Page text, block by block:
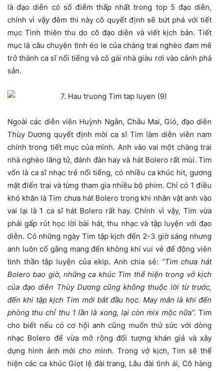
là đạo diễn có số điểm thấp nhất trong top 5 đạo diễn,
chính vì vậy đêm thi này cô quyết định sẽ bứt phá với tiết
mục Tình thiên thu do cô đạo diễn và viết kịch bản. Tiết
mục là câu chuyện tình éo le của chàng trai nghèo đam mê
trở thành ca sĩ nổi tiếng và cô gái nhà giàu rơi vào cảnh phá
sản.
Ngoài các diễn viên Huỳnh Ngân, Châu Mai, Gió, đạo diễn
Thùy Dương quyết định mời ca sĩ Tim làm diễn viên nam
chính trong tiết mục của mình. Anh vào vai một chàng trai
nhà nghèo lãng tử, đánh đàn hay và hát Bolero rất mùi. Tim
vốn là ca sĩ nhạc trẻ nổi tiếng, có nhiều ca khúc hit, gương
mặt điển trai và từng tham gia nhiều bộ phim. Chỉ có 1 điều
khó khăn là Tim chưa hát Bolero trong khi nhân vật anh vào
vai lại là 1 ca sĩ hát Bolero rất hay. Chính vì vậy, Tim vừa
phải gấp rút học lời bài hát, thu nhạc và tập luyện với đạo
diễn. Có những ngày Tim tập kịch đến 2-3 giờ sáng nhưng
anh luôn cố gắng mang đến không khí vui vẻ để động viên
tinh thần tập luyện của ekip. Anh chia sẻ: “Tim chưa hát
Bolero bao giờ, những ca khúc Tim thể hiện trong vở kịch
của đạo diễn Thùy Dương cũng không thuộc lời từ trước,
đến khi tập kịch Tim mới bắt đầu học. May mắn là khi đến
phòng thu chỉ thu 1 lần là xong, lại còn mix mộc nữa”. Tim
cho biết nếu có cơ hội anh cũng muốn thử sức với dòng
nhạc Bolero để vừa mở rộng đối tượng khán giả và xây
dựng hình ảnh mới cho mình. Trong vở kịch, Tim sẽ thể
hiện các ca khúc Giọt lệ đài trang, Lâu đài tình ái, Cô hàng